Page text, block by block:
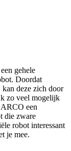
gehele
Doordat
kan deze zich door
zo veel mogelijk
een
die zware
robot interessant
je mee.